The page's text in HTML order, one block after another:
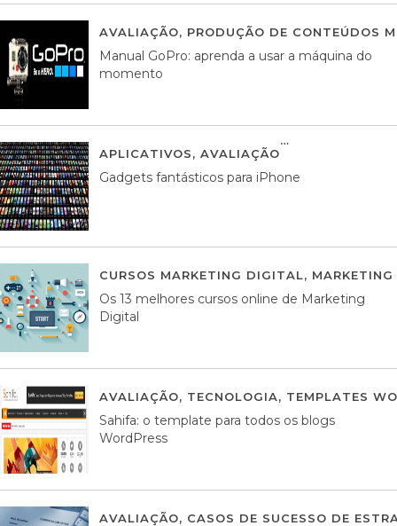
AVALIAÇÃO, PRODUÇÃO DE CONTEÚDOS
Manual GoPro: aprenda a usar a máquina do
momento
APLICATIVOS, AVALIAÇÃO
Gadgets fantásticos para iPhone
CURSOS MARKETING DIGITAL,
Os 13 melhores cursos online de Marketing
Digital
AVALIAÇÃO, TECNOLOGIA, TEMPLATES
Sahifa: o template para todos os blogs
WordPress
AVALIAÇÃO, CASOS DE SUCESSO DE